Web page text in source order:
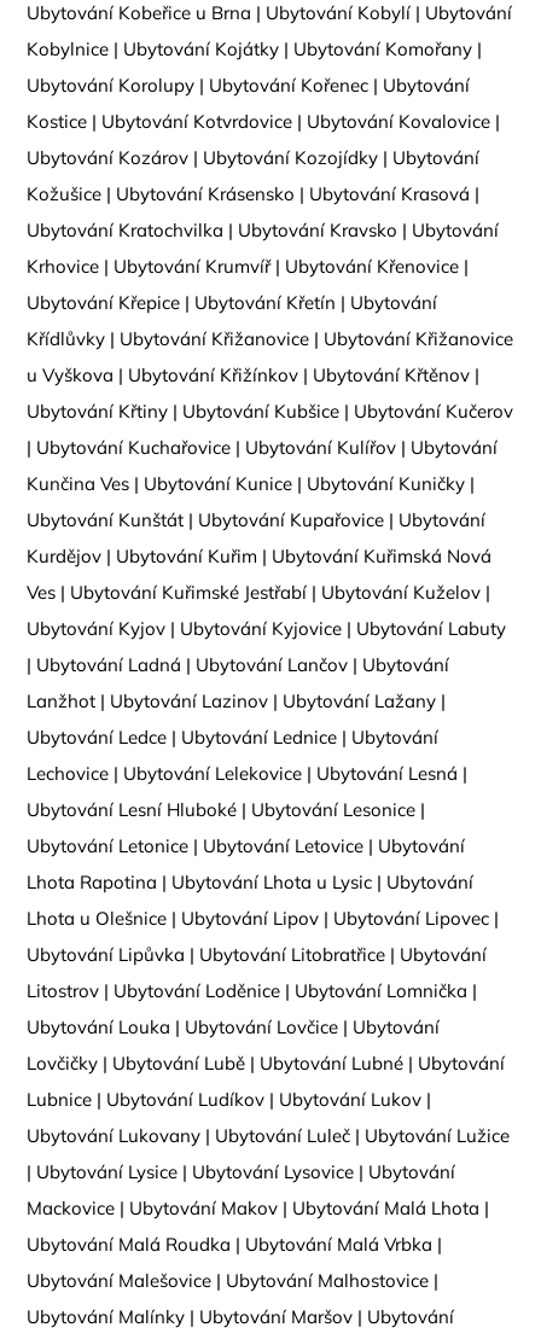
Ubytování Kobeřice u Brna | Ubytování Kobylí | Ubytování
Kobylnice | Ubytování Kojátky | Ubytování Komořany |
Ubytování Korolupy | Ubytování Kořenec | Ubytování
Kostice | Ubytování Kotvrdovice | Ubytování Kovalovice |
Ubytování Kozárov | Ubytování Kozojídky | Ubytování
Kožušice | Ubytování Krásensko | Ubytování Krasová |
Ubytování Kratochvilka | Ubytování Kravsko | Ubytování
Krhovice | Ubytování Krumvíř| Ubytování Křenovice |
Ubytování Křepice | Ubytování Křetín | Ubytování
Křídlůvky | Ubytování Křižanovice | Ubytování Křižanovice
u Vyškova | Ubytování Křižínkov | Ubytování Křtěnov |
Ubytování Křtiny | Ubytování Kubšice | Ubytování Kučerov
| Ubytování Kuchařovice | Ubytování Kulířov | Ubytování
Kunčina Ves | Ubytování Kunice | Ubytování Kuničky |
Ubytování Kunštát | Ubytování Kupařovice | Ubytování
Kurdějov | Ubytování Kuřim | Ubytování Kuřimská Nová
Ves | Ubytování Kuřimské Jestřabí | Ubytování Kuželov |
Ubytování Kyjov | Ubytování Kyjovice | Ubytování Labuty
| Ubytování Ladná | Ubytování Lančov | Ubytování
Lanžhot | Ubytování Lazinov | Ubytování Lažany |
Ubytování Ledce | Ubytování Lednice | Ubytování
Lechovice | Ubytování Lelekovice | Ubytování Lesná |
Ubytování Lesní Hluboké | Ubytování Lesonice |
Ubytování Letonice | Ubytování Letovice | Ubytování
Lhota Rapotina | Ubytování Lhota u Lysic | Ubytování
Lhota u Olešnice | Ubytování Lipov | Ubytování Lipovec |
Ubytování Lipůvka | Ubytování Litobratřice | Ubytování
Litostrov | Ubytování Loděnice | Ubytování Lomnička |
Ubytování Louka | Ubytování Lovčice | Ubytování
Lovčičky | Ubytování Lubě | Ubytování Lubné | Ubytování
Lubnice | Ubytování Ludíkov | Ubytování Lukov |
Ubytování Lukovany | Ubytování Luleč | Ubytování Lužice
| Ubytování Lysice | Ubytování Lysovice | Ubytování
Mackovice | Ubytování Makov | Ubytování Malá Lhota |
Ubytování Malá Roudka | Ubytování Malá Vrbka |
Ubytování Malešovice | Ubytování Malhostovice |
Ubytování Malínky | Ubytování Maršov | Ubytování